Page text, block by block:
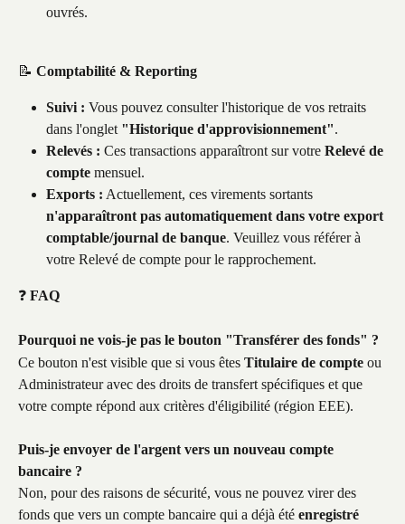
ouvrés.
📝 Comptabilité & Reporting
Suivi : Vous pouvez consulter l'historique de vos retraits
dans l'onglet "Historique d'approvisionnement".
Relevés : Ces transactions apparaîtront sur votre Relevé de
compte mensuel.
Exports : Actuellement, ces virements sortants
n'apparaîtront pas automatiquement dans votre export
comptable/journal de banque. Veuillez vous référer à
votre Relevé de compte pour le rapprochement.
❓ FAQ
Pourquoi ne vois-je pas le bouton "Transférer des fonds" ?
Ce bouton n'est visible que si vous êtes Titulaire de compte ou
Administrateur avec des droits de transfert spécifiques et que
votre compte répond aux critères d'éligibilité (région EEE).
Puis-je envoyer de l'argent vers un nouveau compte
bancaire ?
Non, pour des raisons de sécurité, vous ne pouvez virer des
fonds que vers un compte bancaire qui a déjà été enregistré